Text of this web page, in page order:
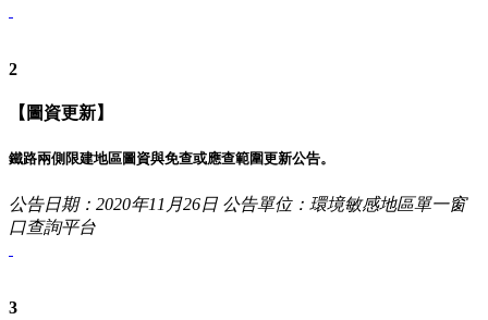
2
【圖資更新】
鐵路兩側限建地區圖資與免查或應查範圍更新公告。
公告日期：2020年11月26日 公告單位：環境敏感地區單一窗
口查詢平台
3